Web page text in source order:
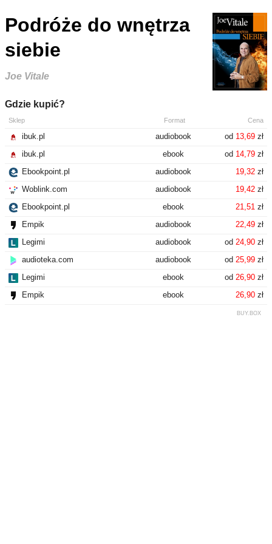
Podróże do wnętrza
siebie
Joe Vitale
Gdzie kupić?
Sklep Format Cena
ibuk.pl audiobook od 13,69 zł
ibuk.pl
ebook od 14,79 zł
Ebookpoint.pl
audiobook 19,32 zł
Woblink.com
audiobook 19,42 zł
Ebookpoint.pl
ebook 21,51 zł
Empik
audiobook 22,49 zł
Legimi
audiobook od 24,90 zł
audioteka.com
audiobook od 25,99 zł
Legimi
ebook od 26,90 zł
Empik
ebook 26,90 zł
BUY.BOX